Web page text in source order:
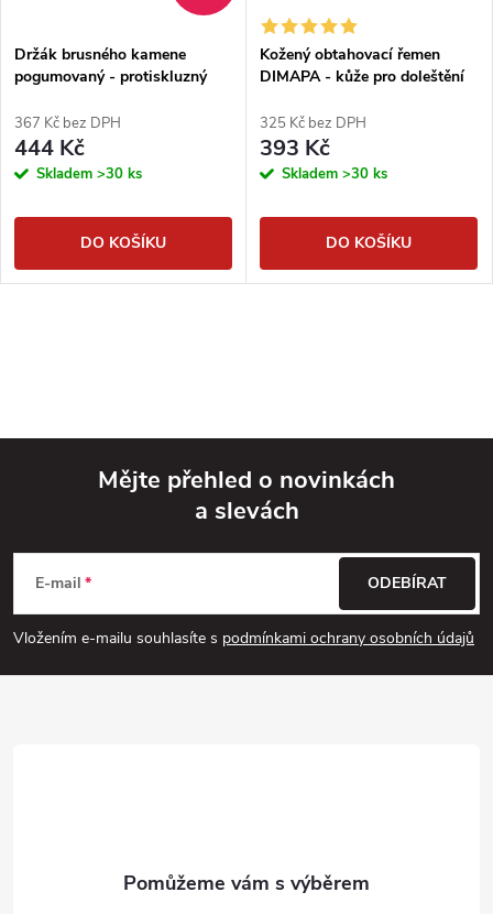
Držák brusného kamene
pogumovaný - protiskluzný
367 Kč bez DPH
444 Kč
Skladem >30 ks
DO KOŠÍKU
Kožený obtahovací řemen
DIMAPA - kůže pro doleštění
325 Kč bez DPH
393 Kč
Skladem >30 ks
DO KOŠÍKU
p
a
Mějte přehled o novinkách
a slevách
E-mail
Vložením e-mailu souhlasíte s podmínkami ochrany osobních údajů
ODEBÍRAT